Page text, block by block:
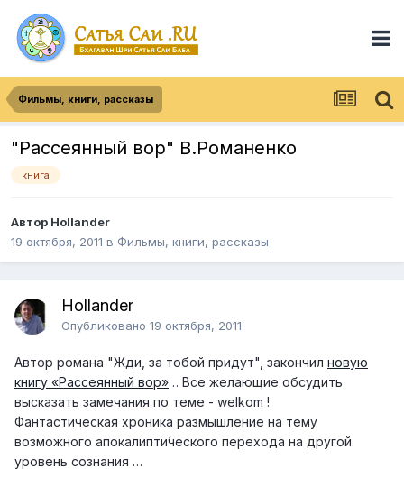
Фильмы, книги, рассказы
"Рассеянный вор" В.Романенко
книга
Автор Hollander
19 октября, 2011 в Фильмы, книги, рассказы
Hollander
Опубликовано 19 октября, 2011
Автор романа "Жди, за тобой придут", закончил новую
книгу «Рассеянный вор»… Все желающие обсудить
высказать замечания по теме - welkom !
Фантастическая хроника размышление на тему
возможного апокалипти́ческого перехода на другой
уровень сознания …